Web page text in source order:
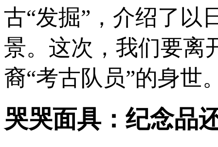
古“发掘”，介绍了以
景。这次，我们要离
裔“考古队员”的身世
哭哭面具：纪念品